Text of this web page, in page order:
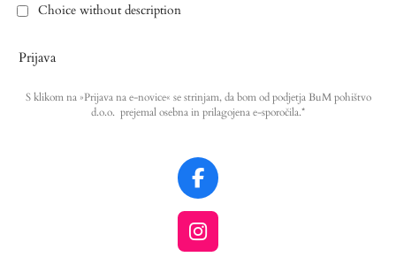
Choice without description
Prijava
S klikom na »Prijava na e-novice« se strinjam, da bom od podjetja BuM pohištvo
d.o.o. prejemal osebna in prilagojena e-sporočila.*
F
a
c
e
I
n